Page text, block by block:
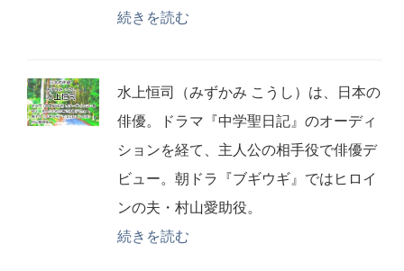
続きを読む
水上恒司（みずかみ こうし）は、日本の
俳優。ドラマ『中学聖日記』のオーディ
ションを経て、主人公の相手役で俳優デ
ビュー。朝ドラ『ブギウギ』ではヒロイ
ンの夫・村山愛助役。
続きを読む